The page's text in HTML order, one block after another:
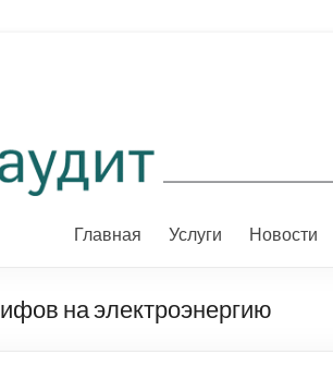
Главная Услуги Новости
на электроэнергию